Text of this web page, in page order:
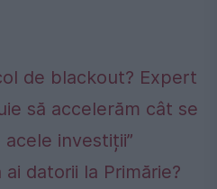
de blackout? Expert
să accelerăm cât se
investiții”
datorii la Primărie?